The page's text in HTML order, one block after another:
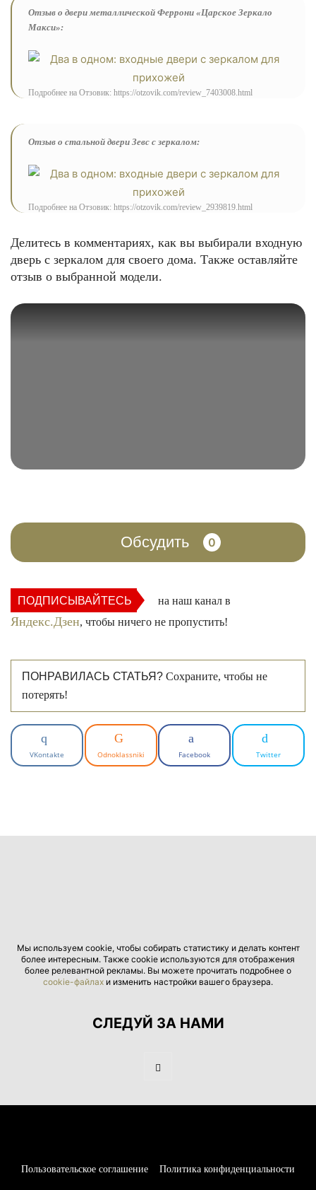
Отзыв о двери металлической Феррони «Царское Зеркало
Макси»:
Подробнее на Отзовик: https://otzovik.com/review_7403008.html
Отзыв о стальной двери Зевс с зеркалом:
Подробнее на Отзовик: https://otzovik.com/review_2939819.html
Делитесь в комментариях, как вы выбирали входную
дверь с зеркалом для своего дома. Также оставляйте
отзыв о выбранной модели.
Обсудить 0
ПОДПИСЫВАЙТЕСЬ на наш канал в
Яндекс.Дзен, чтобы ничего не пропустить!
ПОНРАВИЛАСЬ СТАТЬЯ? Сохраните, чтобы не
потерять!
VKontakte Odnoklassniki Facebook Twitter
Мы используем cookie, чтобы собирать статистику и делать контент
более интересным. Также cookie используются для отображения
более релевантной рекламы. Вы можете прочитать подробнее о
cookie-файлах и изменить настройки вашего браузера.
СЛЕДУЙ ЗА НАМИ
Пользовательское соглашение Политика конфиденциальности